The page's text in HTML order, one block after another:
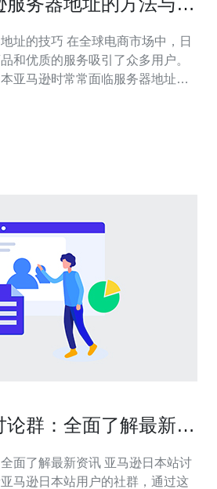
址的技巧 在全球电商市场中，日
和优质的服务吸引了众多用户。
亚马逊时常常面临服务器地址无
下是获取日本亚马
群：全面了解最新资
新资讯 亚马逊日本站讨
马逊日本站用户的社群，通过这